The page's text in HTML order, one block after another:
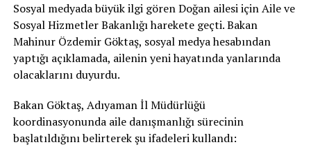
Sosyal medyada büyük ilgi gören Doğan ailesi için Aile ve
Sosyal Hizmetler Bakanlığı harekete geçti. Bakan
Mahinur Özdemir Göktaş, sosyal medya hesabından
yaptığı açıklamada, ailenin yeni hayatında yanlarında
olacaklarını duyurdu.
Bakan Göktaş, Adıyaman İl Müdürlüğü
koordinasyonunda aile danışmanlığı sürecinin
başlatıldığını belirterek şu ifadeleri kullandı: